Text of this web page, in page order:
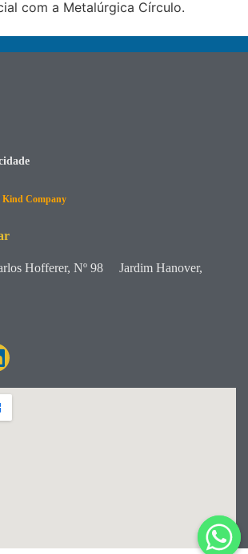
com a Metalúrgica Círculo.
Kind Company
Hofferer, Nº 98
Jardim Hanover,